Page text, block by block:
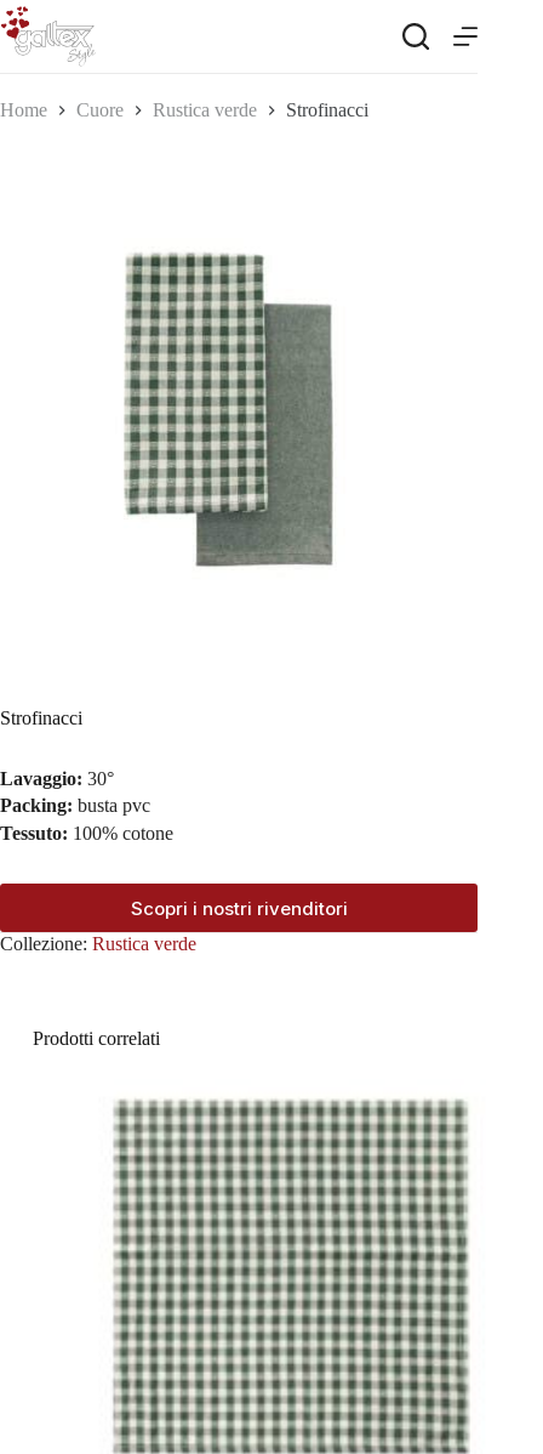
Salta
al
contenuto
Home Cuore Rustica verde Strofinacci
Strofinacci
Lavaggio: 30°
Packing: busta pvc
Tessuto: 100% cotone
Scopri i nostri rivenditori
Collezione: Rustica verde
Prodotti correlati